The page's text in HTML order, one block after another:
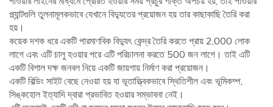
প্ল্যান্টগুলি তুলনামূলকভাবে যেখানে বিদ্যুতের প্রয়োজন হয় তার কাছাকাছি তৈরি করা
হয়।
কয়েক দশক ধরে একটি পারমাণবিক বিদ্যুৎ কেন্দ্র তৈরি করতে প্রায় 2,000 লোক
লাগে এবং এটি চালু হওয়ার পরে এটি পরিচালনা করতে 500 জন লাগে। তাই এটি
একটি বিশাল দক্ষ জনবল নিয়ে একটি জায়গায় নির্মাণ করা প্রয়োজন।
একটি বিল্ডিং সাইট বেছে নেওয়া হয় যা ভূতাত্ত্বিকভাবে স্থিতিশীল এবং ভূমিকম্প,
সিঙ্কহোল ইত্যাদি দ্বারা প্রভাবিত হওয়ার সম্ভাবনা নেই।